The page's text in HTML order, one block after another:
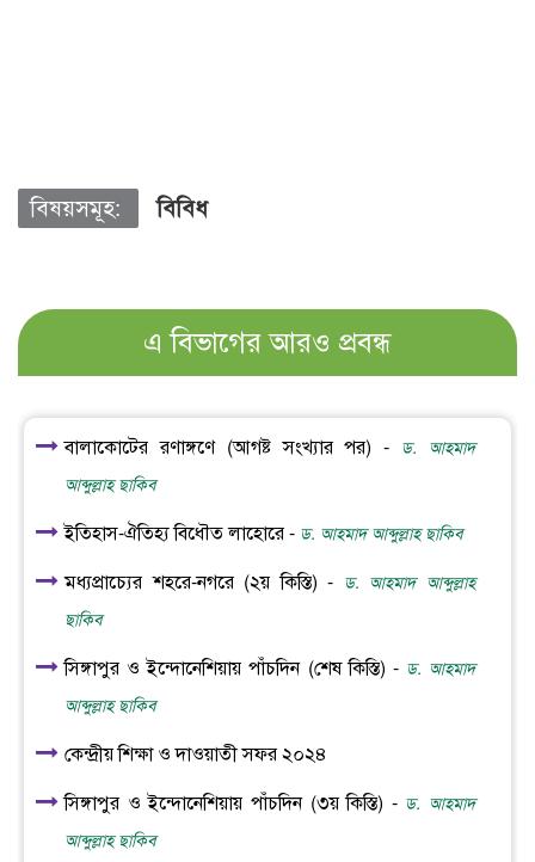
বিষয়সমূহ: বিবিধ
এ বিভাগের আরও প্রবন্ধ
বালাকোটের রণাঙ্গণে (আগষ্ট সংখ্যার পর) -
ড. আহমাদ
আব্দুল্লাহ ছাকিব
ইতিহাস-ঐতিহ্য বিধৌত লাহোরে - ড. আহমাদ আব্দুল্লাহ ছাকিব
মধ্যপ্রাচ্যের শহরে-নগরে (২য় কিস্তি) - ড. আহমাদ আব্দুল্লাহ
ছাকিব
সিঙ্গাপুর ও ইন্দোনেশিয়ায় পাঁচদিন (শেষ কিস্তি) - ড. আহমাদ
আব্দুল্লাহ ছাকিব
কেন্দ্রীয় শিক্ষা ও দাওয়াতী সফর ২০২৪
সিঙ্গাপুর ও ইন্দোনেশিয়ায় পাঁচদিন (৩য় কিস্তি) - ড. আহমাদ
আব্দুল্লাহ ছাকিব